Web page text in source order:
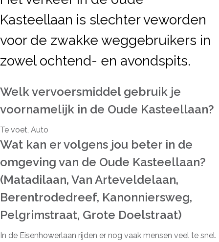
Kasteellaan is slechter veworden
voor de zwakke weggebruikers in
zowel ochtend- en avondspits.
Welk vervoersmiddel gebruik je
voornamelijk in de Oude Kasteellaan?
Te voet, Auto
Wat kan er volgens jou beter in de
omgeving van de Oude Kasteellaan?
(Matadilaan, Van Arteveldelaan,
Berentrodedreef, Kanonniersweg,
Pelgrimstraat, Grote Doelstraat)
In de Eisenhowerlaan rijden er nog vaak mensen veel te snel.